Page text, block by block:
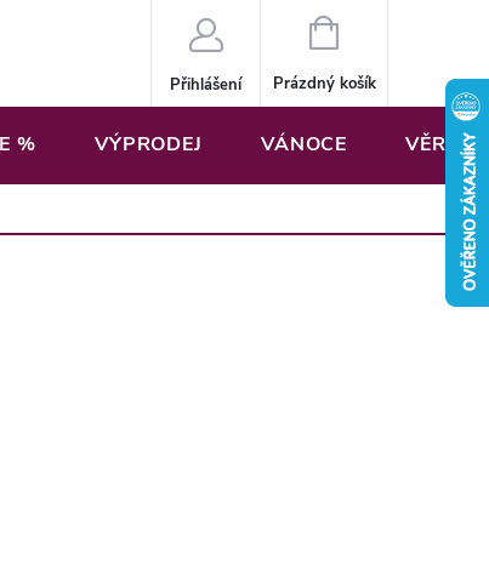
Přihlášení
NÁKUPNÍ
Prázdný košík
% VÝPRODEJ VÁNOCE